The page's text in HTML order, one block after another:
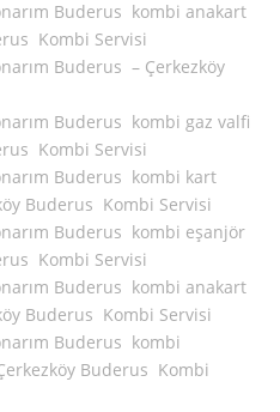
Buderus kombi anakart
Kombi Servisi
Buderus – Çerkezköy
Buderus kombi gaz valfi
Kombi Servisi
Buderus kombi kart
Buderus Kombi Servisi
Buderus kombi eşanjör
Kombi Servisi
Buderus kombi anakart
Buderus Kombi Servisi
Buderus kombi
Buderus Kombi